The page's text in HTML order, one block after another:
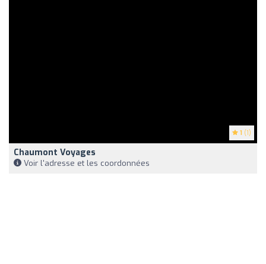
1 (1)
Chaumont Voyages
Voir l'adresse et les coordonnées